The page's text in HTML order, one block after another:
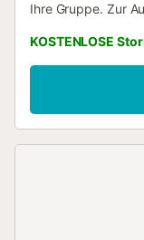
Ihre Gruppe. Zur
einem Babybett,
gemeinsamen
überdachte
lädt zusätzlich zur
KOSTENLOSE